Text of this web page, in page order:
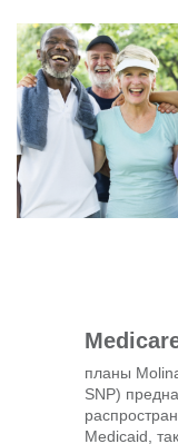
планы
SNP)
Medicaid,